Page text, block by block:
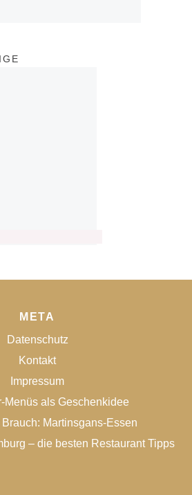
META
Datenschutz
Kontakt
Impressum
Menüs als Geschenkidee
Martinsgans-Essen
– die besten Restaurant Tipps